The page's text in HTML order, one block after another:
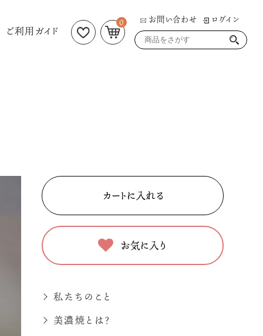
ご利用ガイド
0 お問い合わせ ログイン
お気に入り
私たちのこと
美濃焼とは？